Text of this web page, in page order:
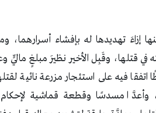
إزاءَ تهديدها له بإفشاء أسرارهما،
في قتلها، وقَبِل الأخير نظيرَ مبلغٍ ماليٍّ
فيه على استئجار مزرعة نائية
وأعدَّا مسدسًا وقطعة قماشية